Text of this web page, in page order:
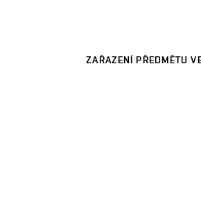
ZAŘAZENÍ PŘEDMĚTU